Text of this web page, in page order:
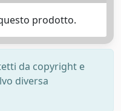
prodotto.
da copyright e
diversa